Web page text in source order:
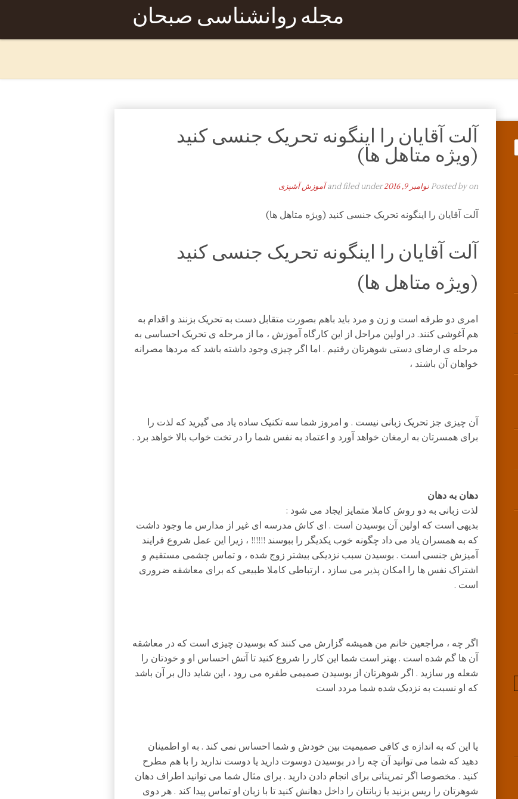
مجله روانشناسی صبحان
آلت آقایان را اینگونه تحریک جنسی کنید
(ویژه متاهل ها)
Posted byon نوامبر 9, 2016 and filed under آموزش آشپزی
آلت آقایان را اینگونه تحریک جنسی کنید (ویژه متاهل ها)
آلت آقایان را اینگونه تحریک جنسی کنید
(ویژه متاهل ها)
امری دو طرفه است و زن و مرد باید باهم بصورت متقابل دست به تحریک بزنند و اقدام به
هم آغوشی کنند. در اولین مراحل از این کارگاه آموزش ، ما از مرحله ی تحریک احساسی به
مرحله ی ارضای دستی شوهرتان رفتیم . اما اگر چیزی وجود داشته باشد که مردها مصرانه
خواهان آن باشند ،
آن چیزی جز تحریک زبانی نیست . و امروز شما سه تکنیک ساده یاد می گیرید که لذت را
برای همسرتان به ارمغان خواهد آورد و اعتماد به نفس شما را در تخت خواب بالا خواهد برد .
دهان به دهان
لذت زبانی به دو روش کاملا متمایز ایجاد می شود :
بدیهی است که اولین آن بوسیدن است . ای کاش مدرسه ای غیر از مدارس ما وجود داشت
که به همسران یاد می داد چگونه خوب یکدیگر را ببوسند !!!!!! ، زیرا این عمل شروع فرایند
آمیزش جنسی است . بوسیدن سبب نزدیکی بیشتر زوج شده ، و تماس چشمی مستقیم و
اشتراک نفس ها را امکان پذیر می سازد ، ارتباطی کاملا طبیعی که برای معاشقه ضروری
است .
اگر چه ، مراجعین خانم من همیشه گزارش می کنند که بوسیدن چیزی است که در معاشقه
آن ها گم شده است . بهتر است شما این کار را شروع کنید تا آتش احساس او و خودتان را
شعله ور سازید . اگر شوهرتان از بوسیدن صمیمی طفره می رود ، این شاید دال بر آن باشد
که او نسبت به نزدیک شده شما مردد است
یا این که به اندازه ی کافی صمیمیت بین خودش و شما احساس نمی کند . به او اطمینان
دهید که شما می توانید آن چه را در بوسیدن دوسوت دارید یا دوست ندارید را با هم مطرح
کنید . مخصوصا اگر تمریناتی برای انجام دادن دارید . برای مثال شما می توانید اطراف دهان
شوهرتان را ریس بزنید یا زبانتان را داخل دهانش کنید تا با زبان او تماس پیدا کند . هر دوی